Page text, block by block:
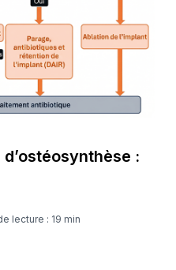
:
lecture : 19 min